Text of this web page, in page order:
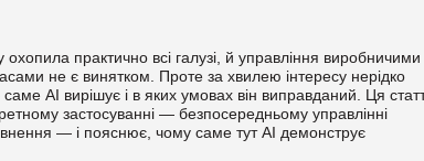
охопила практично всі галузі, й управління виробничими
не є винятком. Проте за хвилею інтересу нерідко
AI вирішує і в яких умовах він виправданий. Ця
застосуванні — безпосередньому управлінні
— і пояснює, чому саме тут AI демонструє